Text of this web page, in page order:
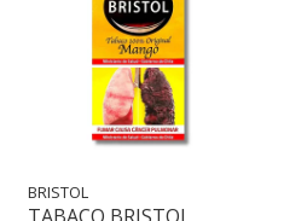
BRISTOL